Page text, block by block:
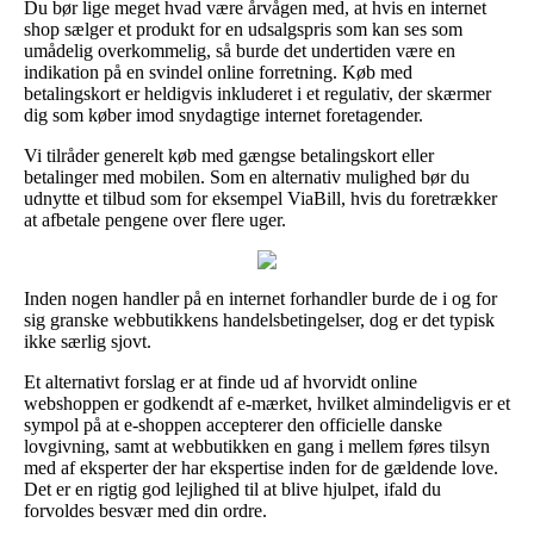
Du bør lige meget hvad være årvågen med, at hvis en internet
shop sælger et produkt for en udsalgspris som kan ses som
umådelig overkommelig, så burde det undertiden være en
indikation på en svindel online forretning. Køb med
betalingskort er heldigvis inkluderet i et regulativ, der skærmer
dig som køber imod snydagtige internet foretagender.
Vi tilråder generelt køb med gængse betalingskort eller
betalinger med mobilen. Som en alternativ mulighed bør du
udnytte et tilbud som for eksempel ViaBill, hvis du foretrækker
at afbetale pengene over flere uger.
Inden nogen handler på en internet forhandler burde de i og for
sig granske webbutikkens handelsbetingelser, dog er det typisk
ikke særlig sjovt.
Et alternativt forslag er at finde ud af hvorvidt online
webshoppen er godkendt af e-mærket, hvilket almindeligvis er et
sympol på at e-shoppen accepterer den officielle danske
lovgivning, samt at webbutikken en gang i mellem føres tilsyn
med af eksperter der har ekspertise inden for de gældende love.
Det er en rigtig god lejlighed til at blive hjulpet, ifald du
forvoldes besvær med din ordre.